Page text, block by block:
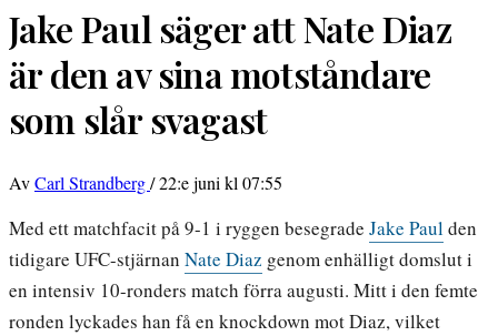
Jake Paul säger att Nate Diaz
är den av sina motståndare
som slår svagast
AvCarl Strandberg/22:e juni kl 07:55
Med ett matchfacit på 9-1 i ryggen besegrade Jake Paulden
tidigare UFC-stjärnan Nate Diaz genom enhälligt domslut i
en intensiv 10-ronders match förra augusti. Mitt i den femte
ronden lyckades han få en knockdown mot Diaz, vilket